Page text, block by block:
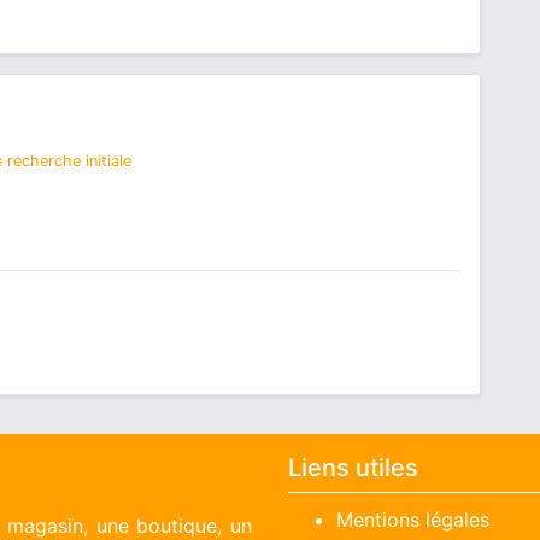
recherche initiale
une boutique, un
Liens utiles
Mentions légales